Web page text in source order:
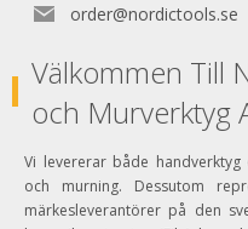
order@nordictools.se
Välkommen Till
och Murverktyg
Vi levererar både
och murning. Dessutom
märkesleverantörer på den